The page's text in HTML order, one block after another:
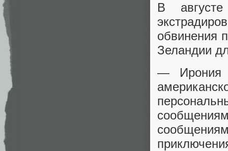
В
обвинения
Зеландии
— Ирония